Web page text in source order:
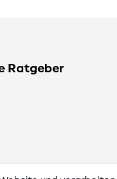
Ratgeber